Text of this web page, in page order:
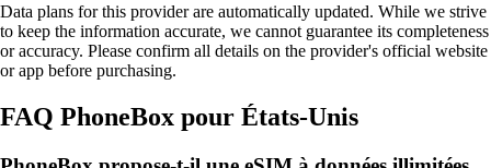
Data plans for this provider are automatically updated. While we strive
to keep the information accurate, we cannot guarantee its completeness
or accuracy. Please confirm all details on the provider's official website
or app before purchasing.
FAQ PhoneBox pour États-Unis